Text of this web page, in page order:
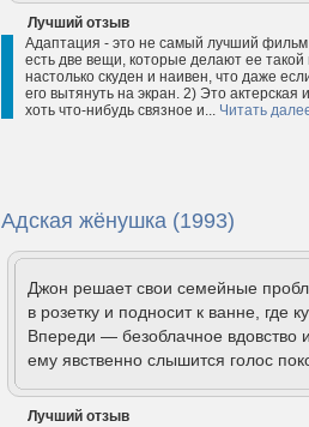
Лучший отзыв
Адаптация - это не самый лучший
есть две вещи, которые делают ее
настолько скуден и наивен, что даже
его вытянуть на экран. 2) Это актерская
хоть что-нибудь связное и... Читать
Адская жёнушка (1993)
Джон решает свои семейные
в розетку и подносит к ванне, где
Впереди — безоблачное вдовство
ему явственно слышится голос
Лучший отзыв